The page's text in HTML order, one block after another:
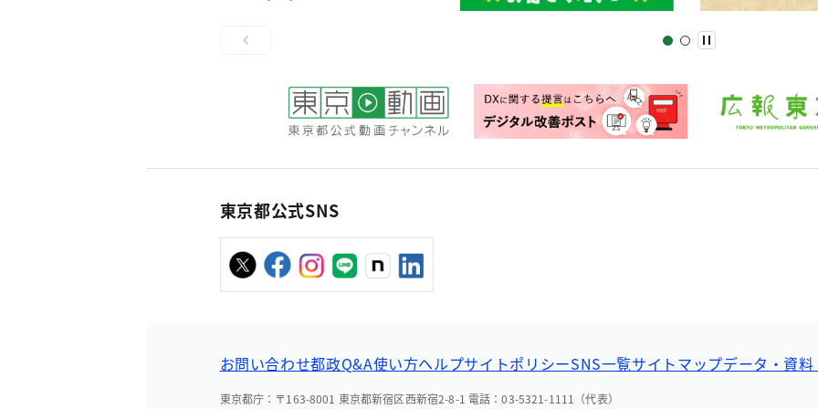
東京都公式SNS
お問い合わせ都政Q&A使い方ヘルプサイトポリシーSNS一覧サイトマップデータ・資
東京都庁：〒163-8001 東京都新宿区西新宿2-8-1 電話：03-5321-1111（代表）